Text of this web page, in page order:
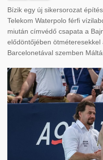
Bízik egy új sikersorozat
Telekom Waterpolo férfi
miután címvédő csapata a
elődöntőjében
Barcelonetával szemben